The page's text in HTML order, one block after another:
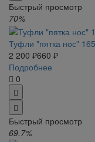
Быстрый просмотр
70%
Туфли "пятка нос"
2 200 ₽660 ₽
Подробнее
0
Быстрый просмотр
69.7%